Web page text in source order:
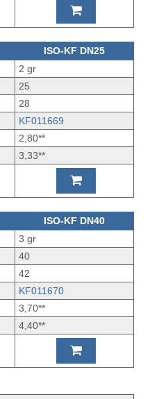
ISO-KF DN25
2 gr
25
28
KF011669
2,80**
3,33**
ISO-KF DN40
3 gr
40
42
KF011670
3,70**
4,40**